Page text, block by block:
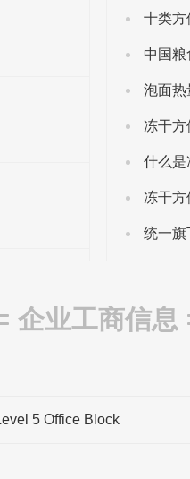
于
十类方
中国
泡面热
冻干方
统一旗
企业工商信息
5 Office Block